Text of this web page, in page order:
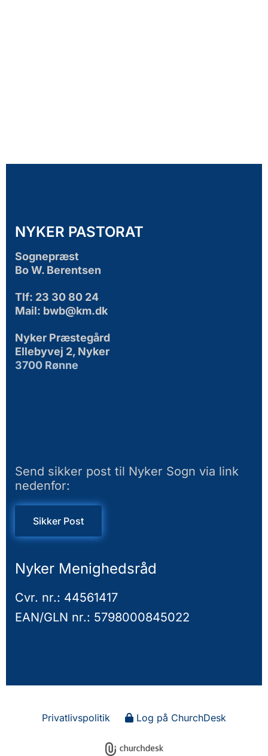
NYKER PASTORAT
Sognepræst
Bo W. Berentsen
Tlf: 23 30 80 24
Mail: bwb@km.dk
Nyker Præstegård
Ellebyvej 2, Nyker
3700 Rønne
Send sikker post til Nyker Sogn via link
nedenfor:
Sikker Post
Nyker Menighedsråd
Cvr. nr.: 44561417
EAN/GLN nr.: 5798000845022
Privatlivspolitik Log på ChurchDesk